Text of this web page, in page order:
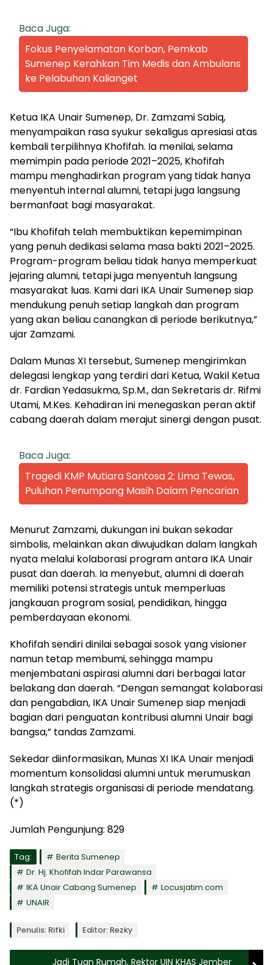
Baca Juga:
Fokus Penyelamatan Korban, Pemkab
Sumenep Kerahkan Tim Medis dan Ambulans
ke Pelabuhan Kalianget
Ketua IKA Unair Sumenep, Dr. Zamzami Sabiq,
menyampaikan rasa syukur sekaligus apresiasi atas
kembali terpilihnya Khofifah. Ia menilai, selama
memimpin pada periode 2021–2025, Khofifah
mampu menghadirkan program yang tidak hanya
menyentuh internal alumni, tetapi juga langsung
bermanfaat bagi masyarakat.
“Ibu Khofifah telah membuktikan kepemimpinan
yang penuh dedikasi selama masa bakti 2021–2025.
Program-program beliau tidak hanya memperkuat
jejaring alumni, tetapi juga menyentuh langsung
masyarakat luas. Kami dari IKA Unair Sumenep siap
mendukung penuh setiap langkah dan program
yang akan beliau canangkan di periode berikutnya,”
ujar Zamzami.
Dalam Munas XI tersebut, Sumenep mengirimkan
delegasi lengkap yang terdiri dari Ketua, Wakil Ketua
dr. Fardian Yedasukma, Sp.M., dan Sekretaris dr. Rifmi
Utami, M.Kes. Kehadiran ini menegaskan peran aktif
cabang daerah dalam merajut sinergi dengan pusat.
Baca Juga:
Tragedi KMP Mutiara Santosa 2: Lima Tewas,
Puluhan Penumpang Masih Dalam Pencarian
Menurut Zamzami, dukungan ini bukan sekadar
simbolis, melainkan akan diwujudkan dalam langkah
nyata melalui kolaborasi program antara IKA Unair
pusat dan daerah. Ia menyebut, alumni di daerah
memiliki potensi strategis untuk memperluas
jangkauan program sosial, pendidikan, hingga
pemberdayaan ekonomi.
Khofifah sendiri dinilai sebagai sosok yang visioner
namun tetap membumi, sehingga mampu
menjembatani aspirasi alumni dari berbagai latar
belakang dan daerah. “Dengan semangat kolaborasi
dan pengabdian, IKA Unair Sumenep siap menjadi
bagian dari penguatan kontribusi alumni Unair bagi
bangsa,” tandas Zamzami.
Sekedar diinformasikan, Munas XI IKA Unair menjadi
momentum konsolidasi alumni untuk merumuskan
langkah strategis organisasi di periode mendatang.
(*)
Jumlah Pengunjung: 829
Tag:
Berita Sumenep
Dr. Hj. Khofifah Indar Parawansa
IKA Unair Cabang Sumenep
Locusjatim.com
UNAIR
Penulis: Rifki Editor: Rezky
Jadi Tuan Rumah, Rektor UIN KHAS Jember